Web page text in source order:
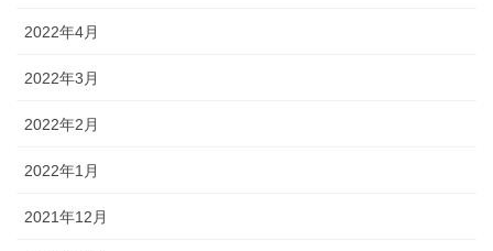
2022年4月
2022年3月
2022年2月
2022年1月
2021年12月